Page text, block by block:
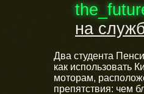
на
Два студента
как использовать
моторам,
препятствия: чем